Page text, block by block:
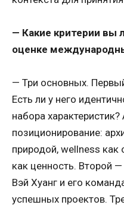
— Какие критерии вы
оценке
— Три основных.
Есть ли у него
набора
позиционирование:
природой, wellness
как ценность. Второй
Вэй Хуанг и его
успешных проектов.